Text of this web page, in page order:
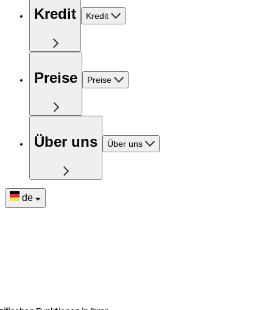
Kredit Kredit
Preise Preise
Über uns Über uns
de